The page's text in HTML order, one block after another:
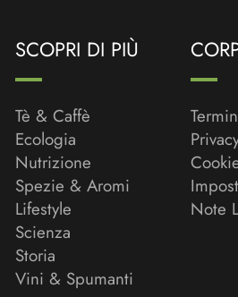
SCOPRI DI PIÙ
Tè & Caffè
Ecologia
Nutrizione
Spezie & Aromi
Lifestyle
Scienza
Storia
Vini & Spumanti
Note